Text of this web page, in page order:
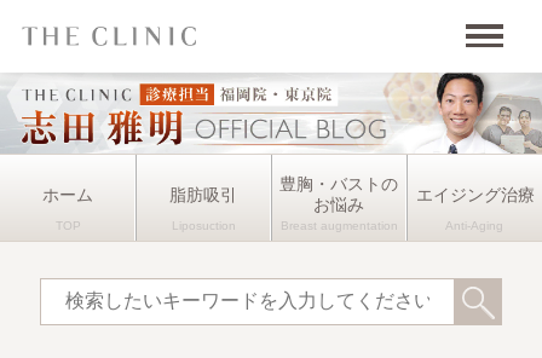
ホーム 脂肪吸引
豊胸・バストの
お悩み
エイジング治療